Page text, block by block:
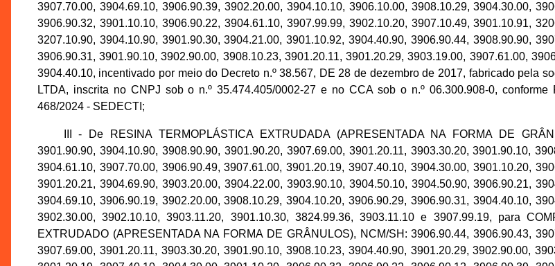
3907.70.00, 3904.69.10, 3906.90.39, 3902.20.00, 3904.10.10, 3906.10.00, 3908.10.29, 3904.30.00,
3906.90.32, 3901.10.10, 3906.90.22, 3904.61.10, 3907.99.99, 3902.10.20, 3907.10.49, 3901.10.91,
3207.10.90, 3904.10.90, 3901.90.30, 3904.21.00, 3901.10.92, 3904.40.90, 3906.90.44, 3908.90.90,
3906.90.31, 3901.90.10, 3902.90.00, 3908.10.23, 3901.20.11, 3901.20.29, 3903.19.00, 3907.61.00,
3904.40.10, incentivado por meio do Decreto n.º 38.567, DE 28 de dezembro de 2017, fabricado pela
LTDA, inscrita no CNPJ sob o n.º 35.474.405/0002-27 e no CCA sob o n.º 06.300.908-0,
468/2024 - SEDECTI;
III - De RESINA TERMOPLÁSTICA EXTRUDADA (APRESENTADA NA FORMA DE
3901.90.90, 3904.10.90, 3908.90.90, 3901.90.20, 3907.69.00, 3901.20.11, 3903.30.20, 3901.90.10,
3904.61.10, 3907.70.00, 3906.90.49, 3907.61.00, 3901.20.19, 3907.40.10, 3904.30.00, 3901.10.20,
3901.20.21, 3904.69.90, 3903.20.00, 3904.22.00, 3903.90.10, 3904.50.10, 3904.50.90, 3906.90.21,
3904.69.10, 3906.90.19, 3902.20.00, 3908.10.29, 3904.10.20, 3906.90.29, 3906.90.31, 3904.40.10,
3902.30.00, 3902.10.10, 3903.11.20, 3901.10.30, 3824.99.36, 3903.11.10 e 3907.99.19, para
EXTRUDADO (APRESENTADA NA FORMA DE GRÂNULOS), NCM/SH: 3906.90.44, 3906.90.43,
3907.69.00, 3901.20.11, 3903.30.20, 3901.90.10, 3908.10.23, 3904.40.90, 3901.20.29, 3902.90.00,